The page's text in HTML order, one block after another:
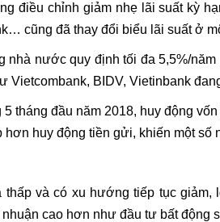
điều chỉnh giảm nhẹ lãi suất kỳ
cũng đã thay đổi biểu lãi suất ở
nước quy định tối đa 5,5%/
BIDV, Vietinbank
tháng đầu năm 2018, huy động
huy động tiền gửi, khiến một
và có xu hướng tiếp tục
cao hơn như đầu tư bất động